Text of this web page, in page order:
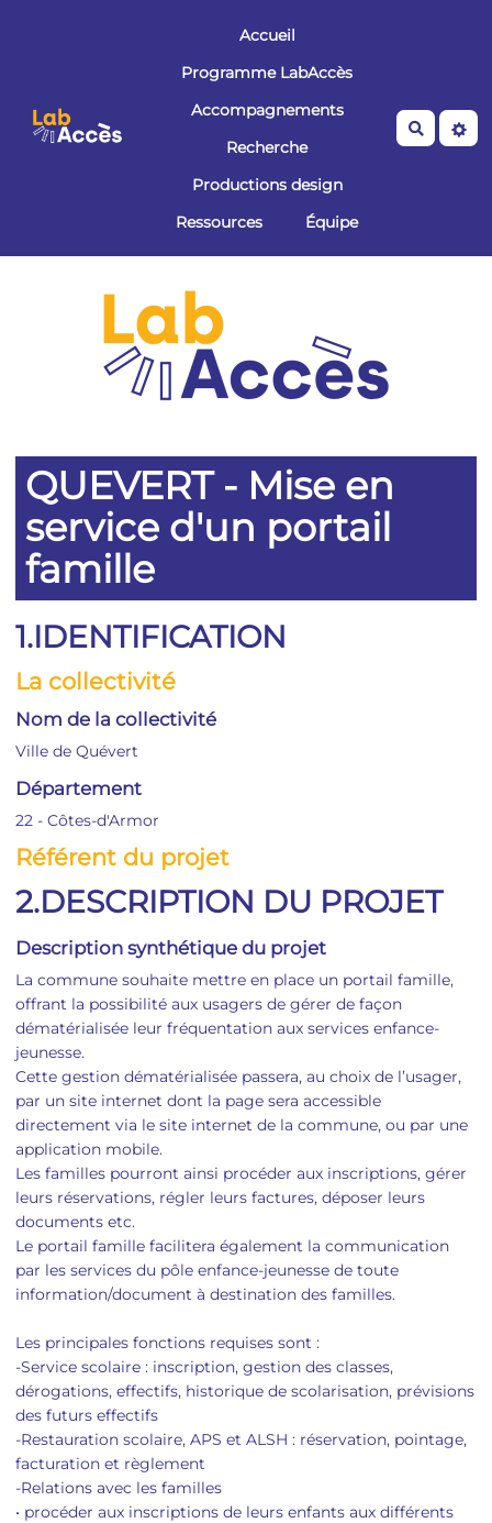
Accueil
Programme LabAccès
Accompagnements
Recherche
Productions design
Ressources
Équipe
QUEVERT - Mise en
service d'un portail
famille
1.IDENTIFICATION
La collectivité
Nom de la collectivité
Ville de Quévert
Département
22 - Côtes-d'Armor
Référent du projet
2.DESCRIPTION DU PROJET
Description synthétique du projet
La commune souhaite mettre en place un portail famille,
offrant la possibilité aux usagers de gérer de façon
dématérialisée leur fréquentation aux services enfance-
jeunesse.
Cette gestion dématérialisée passera, au choix de l’usager,
par un site internet dont la page sera accessible
directement via le site internet de la commune, ou par une
application mobile.
Les familles pourront ainsi procéder aux inscriptions, gérer
leurs réservations, régler leurs factures, déposer leurs
documents etc.
Le portail famille facilitera également la communication
par les services du pôle enfance-jeunesse de toute
information/document à destination des familles.
Les principales fonctions requises sont :
-Service scolaire : inscription, gestion des classes,
dérogations, effectifs, historique de scolarisation, prévisions
des futurs effectifs
-Restauration scolaire, APS et ALSH : réservation, pointage,
facturation et règlement
-Relations avec les familles
• procéder aux inscriptions de leurs enfants aux différents